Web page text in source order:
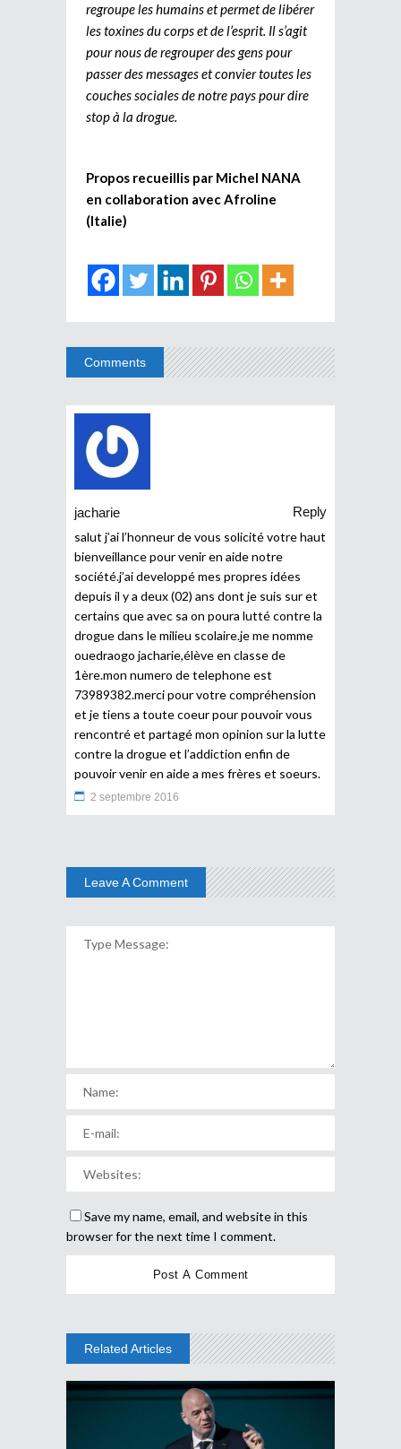
regroupe les humains et permet de libérer
les toxines du corps et de l’esprit. Il s’agit
pour nous de regrouper des gens pour
passer des messages et convier toutes les
couches sociales de notre pays pour dire
stop à la drogue.
Propos recueillis par Michel NANA
en collaboration avec Afroline
(Italie)
Comments
jacharie
Reply
salut j’ai l’honneur de vous solicité votre haut
bienveillance pour venir en aide notre
société.j’ai developpé mes propres idées
depuis il y a deux (02) ans dont je suis sur et
certains que avec sa on poura lutté contre la
drogue dans le milieu scolaire.je me nomme
ouedraogo jacharie,élève en classe de
1ère.mon numero de telephone est
73989382.merci pour votre compréhension
et je tiens a toute coeur pour pouvoir vous
rencontré et partagé mon opinion sur la lutte
contre la drogue et l’addiction enfin de
pouvoir venir en aide a mes frères et soeurs.
2 septembre 2016
Leave A Comment
Save my name, email, and website in this
browser for the next time I comment.
Related Articles